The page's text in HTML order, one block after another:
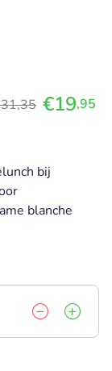
€19,95
bij
blanche